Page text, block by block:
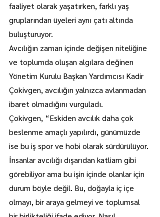
faaliyet olarak yaşatırken, farklı yaş
gruplarından üyeleri aynı çatı altında
buluşturuyor.
Avcılığın zaman içinde değişen niteliğine
ve toplumda oluşan algılara değinen
Yönetim Kurulu Başkan Yardımcısı Kadir
Çokivgen, avcılığın yalnızca avlanmadan
ibaret olmadığını vurguladı.
Çokivgen, “Eskiden avcılık daha çok
beslenme amaçlı yapılırdı, günümüzde
ise bu iş spor ve hobi olarak sürdürülüyor.
İnsanlar avcılığı dışarıdan katliam gibi
görebiliyor ama bu işin içinde olanlar için
durum böyle değil. Bu, doğayla iç içe
olmayı, bir araya gelmeyi ve toplumsal